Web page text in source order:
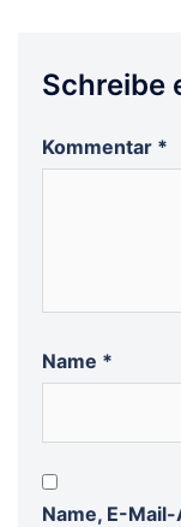
Schreibe
Kommentar *
Name *
Name, E-